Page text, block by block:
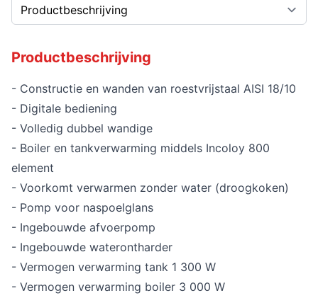
Productbeschrijving
- Constructie en wanden van roestvrijstaal AISI 18/10
- Digitale bediening
- Volledig dubbel wandige
- Boiler en tankverwarming middels Incoloy 800
element
- Voorkomt verwarmen zonder water (droogkoken)
- Pomp voor naspoelglans
- Ingebouwde afvoerpomp
- Ingebouwde waterontharder
- Vermogen verwarming tank 1 300 W
- Vermogen verwarming boiler 3 000 W